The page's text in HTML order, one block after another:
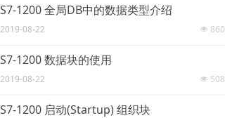
S7-1200 全局DB中的数据类型介绍
넶 860
2019-08-22
S7-1200 数据块的使用
넶 508
2019-08-22
S7-1200 启动(Startup) 组织块